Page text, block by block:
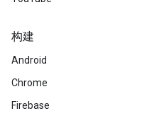
构建
Android
Chrome
Firebase